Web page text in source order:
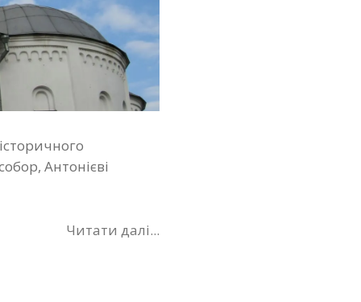
Антонієві
Читати далі...